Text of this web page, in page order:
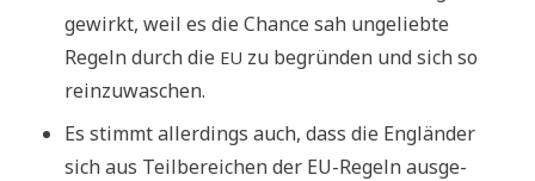
ge­wirkt, weil es die Chan­ce sah unge­lieb­te
Regeln durch die EU zu begrün­den und sich so
reinzuwaschen.
Es stimmt aller­dings auch, dass die Eng­län­der
sich aus Teil­be­rei­chen der EU-Regeln aus­ge­